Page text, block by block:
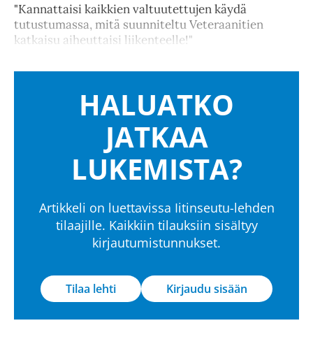
"Kannattaisi kaikkien valtuutettujen käydä
tutustumassa, mitä suunniteltu Veteraanitien
katkaisu aiheuttaisi liikenteelle!"
HALUATKO
JATKAA
LUKEMISTA?
Artikkeli on luettavissa Iitinseutu-lehden
tilaajille. Kaikkiin tilauksiin sisältyy
kirjautumistunnukset.
Tilaa lehti Kirjaudu sisään